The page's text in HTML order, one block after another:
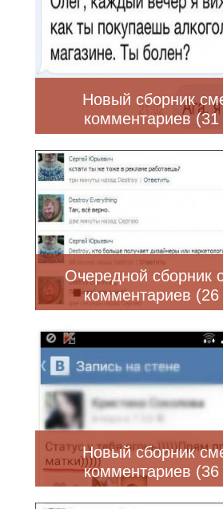
Новый сборник
комментариев
Очередной сборник
комментариев
Новый сборник
комментариев